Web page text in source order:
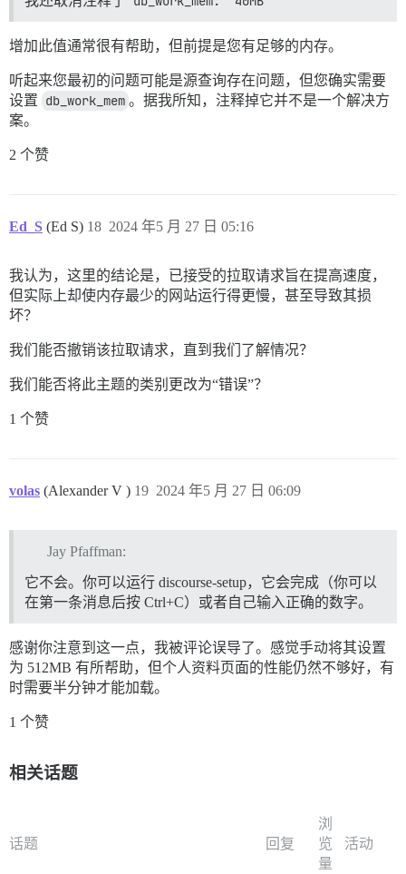
增加此值通常很有帮助，但前提是您有足够的内存。
听起来您最初的问题可能是源查询存在问题，但您确实需要
设置 db_work_mem 。据我所知，注释掉它并不是一个解决方
案。
2 个赞
Ed_S (Ed S) 2024 年5 月 27 日 05:16
18
我认为，这里的结论是，已接受的拉取请求旨在提高速度，
但实际上却使内存最少的网站运行得更慢，甚至导致其损
坏？
我们能否撤销该拉取请求，直到我们了解情况？
我们能否将此主题的类别更改为“错误”？
1 个赞
volas (Alexander V ) 2024 年5 月 27 日 06:09
19
Jay Pfaffman:
它不会。你可以运行 discourse-setup，它会完成（你可以
在第一条消息后按 Ctrl+C）或者自己输入正确的数字。
感谢你注意到这一点，我被评论误导了。感觉手动将其设置
为 512MB 有所帮助，但个人资料页面的性能仍然不够好，有
时需要半分钟才能加载。
1 个赞
相关话题
话题 回复
浏
览
量
活动